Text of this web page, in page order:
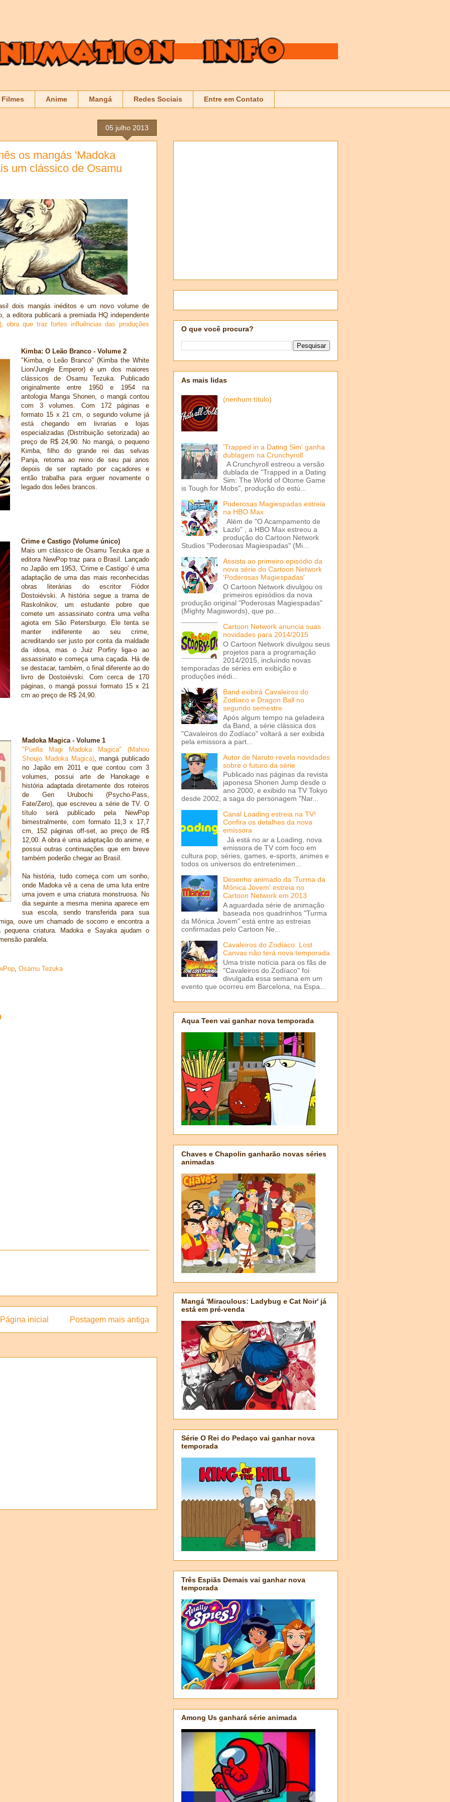
Filmes Anime Mangá Redes Sociais Entre em Contato
05 julho 2013
os mangás 'Madoka
um clássico de Osamu
dois mangás inéditos e um novo volume de
a editora publicará a premiada HQ independente
obra que traz fortes influências das produções
Kimba: O Leão Branco - Volume 2
"Kimba, o Leão Branco" (Kimba the White
Lion/Jungle Emperor) é um dos maiores
clássicos de Osamu Tezuka. Publicado
originalmente entre 1950 e 1954 na
antologia Manga Shonen, o mangá contou
com 3 volumes. Com 172 páginas e
formato 15 x 21 cm, o segundo volume já
está chegando em livrarias e lojas
especializadas (Distribuição setorizada) ao
preço de R$ 24,90. No mangá, o pequeno
Kimba, filho do grande rei das selvas
Panja, retorna ao reino de seu pai anos
depois de ser raptado por caçadores e
então trabalha para erguer novamente o
legado dos leões brancos.
Crime e Castigo (Volume único)
Mais um clássico de Osamu Tezuka que a
editora NewPop traz para o Brasil. Lançado
no Japão em 1953, 'Crime e Castigo' é uma
adaptação de uma das mais reconhecidas
obras literárias do escritor Fiódor
Dostoiévski. A história segue a trama de
Raskolnikov, um estudante pobre que
comete um assassinato contra uma velha
agiota em São Petersburgo. Ele tenta se
manter indiferente ao seu crime,
acreditando ser justo por conta da maldade
da idosa, mas o Juiz Porfiry liga-o ao
assassinato e começa uma caçada. Há de
se destacar, também, o final diferente ao do
livro de Dostoiévski. Com cerca de 170
páginas, o mangá possui formato 15 x 21
cm ao preço de R$ 24,90.
Madoka Magica - Volume 1
"Puella Magi Madoka Magica" (Mahou
Shoujo Madoka Magica), mangá publicado
no Japão em 2011 e que contou com 3
volumes, possui arte de Hanokage e
história adaptada diretamente dos roteiros
de Gen Urubochi (Psycho-Pass,
Fate/Zero), que escreveu a série de TV. O
título será publicado pela NewPop
bimestralmente, com formato 11,3 x 17,7
cm, 152 páginas off-set, ao preço de R$
12,00. A obra é uma adaptação do anime, e
possui outras continuações que em breve
também poderão chegar ao Brasil.
Na história, tudo começa com um sonho,
onde Madoka vê a cena de uma luta entre
uma jovem e uma criatura monstruosa. No
dia seguinte a mesma menina aparece em
sua escola, sendo transferida para sua
ouve um chamado de socorro e encontra a
pequena criatura. Madoka e Sayaka ajudam o
paralela.
, Osamu Tezuka
Postagem mais antiga
Página inicial
O que você procura?
As mais lidas
(nenhum título)
'Trapped in a Dating Sim' ganha
dublagem na Crunchyroll
A Crunchyroll estreou a versão
dublada de "Trapped in a Dating
Sim: The World of Otome Game
is Tough for Mobs", produção do estú...
Poderosas Magiespadas estreia
na HBO Max
Além de "O Acampamento de
Lazlo" , a HBO Max estreou a
produção do Cartoon Network
Studios "Poderosas Magiespadas" (Mi...
Assista ao primeiro episódio da
nova série do Cartoon Network
'Poderosas Magiespadas'
O Cartoon Network divulgou os
primeiros episódios da nova
produção original "Poderosas Magiespadas"
(Mighty Magiswords), que po...
Cartoon Network anuncia suas
novidades para 2014/2015
O Cartoon Network divulgou seus
projetos para a programação
2014/2015, incluíndo novas
temporadas de séries em exibição e
produções inédi...
Band exibirá Cavaleiros do
Zodíaco e Dragon Ball no
segundo semestre
Após algum tempo na geladeira
da Band, a série clássica dos
"Cavaleiros do Zodíaco" voltará a ser exibida
pela emissora a part...
Autor de Naruto revela novidades
sobre o futuro da série
Publicado nas páginas da revista
japonesa Shonen Jump desde o
ano 2000, e exibido na TV Tokyo
desde 2002, a saga do personagem "Nar...
Canal Loading estreia na TV!
Confira os detalhes da nova
emissora
Já está no ar a Loading, nova
emissora de TV com foco em
cultura pop, séries, games, e-sports, animes e
todos os universos do entretenimen...
Desenho animado da 'Turma da
Mônica Jovem' estreia no
Cartoon Network em 2013
A aguardada série de animação
baseada nos quadrinhos "Turma
da Mônica Jovem" está entre as estreias
confirmadas pelo Cartoon Ne...
Cavaleiros do Zodíaco: Lost
Canvas não terá nova temporada
Uma triste notícia para os fãs de
"Cavaleiros do Zodíaco" foi
divulgada essa semana em um
evento que ocorreu em Barcelona, na Espa...
Aqua Teen vai ganhar nova temporada
Chaves e Chapolin ganharão novas séries
animadas
Mangá 'Miraculous: Ladybug e Cat Noir' já
está em pré-venda
Série O Rei do Pedaço vai ganhar nova
temporada
Três Espiãs Demais vai ganhar nova
temporada
Among Us ganhará série animada